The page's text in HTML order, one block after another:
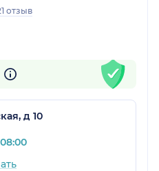
отзыв
д 10